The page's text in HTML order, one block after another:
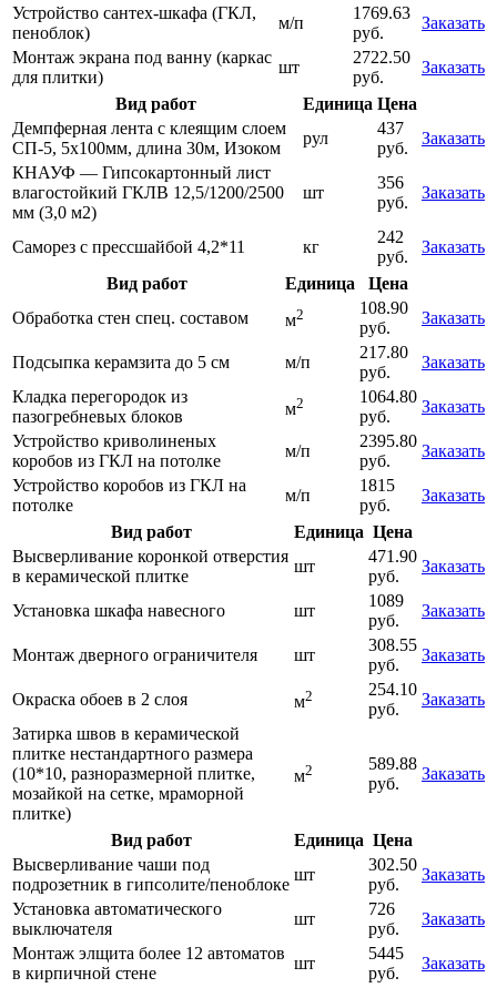
Устройство сантех-шкафа (ГКЛ,
пеноблок)
м/п
1769.63
руб.
Заказать
Монтаж экрана под ванну (каркас
для плитки)
шт
2722.50
руб.
Заказать
Вид работ
Единица Цена
Демпферная лента с клеящим слоем
СП-5, 5х100мм, длина 30м, Изоком
рул
437
руб.
Заказать
КНАУФ — Гипсокартонный лист
влагостойкий ГКЛВ 12,5/1200/2500
мм (3,0 м2)
шт
356
руб.
Заказать
Саморез с прессшайбой 4,2*11 кг
242
руб.
Заказать
Вид работ
Единица
Цена
Обработка стен спец. составом
м2
108.90
руб.
Заказать
Подсыпка керамзита до 5 см м/п
217.80
руб.
Заказать
Кладка перегородок из
пазогребневых блоков
м2
1064.80
руб.
Заказать
Устройство криволиненых
коробов из ГКЛ на потолке
м/п
2395.80
руб.
Заказать
Устройство коробов из ГКЛ на
потолке
м/п
1815
руб.
Заказать
Вид работ
Единица Цена
Высверливание коронкой отверстия
в керамической плитке
шт
471.90
руб.
Заказать
Установка шкафа навесного шт
1089
руб.
Заказать
Монтаж дверного ограничителя шт
308.55
руб.
Заказать
Окраска обоев в 2 слоя м2
254.10
руб.
Заказать
Затирка швов в керамической
плитке нестандартного размера
(10*10, разноразмерной плитке,
мозайкой на сетке, мраморной
плитке)
м2
589.88
руб.
Заказать
Вид работ Единица Цена
Высверливание чаши под
подрозетник в гипсолите/пеноблоке
шт
302.50
руб.
Заказать
Установка автоматического
выключателя
шт
726
руб.
Заказать
Монтаж элщита более 12 автоматов
в кирпичной стене
шт
5445
руб.
Заказать